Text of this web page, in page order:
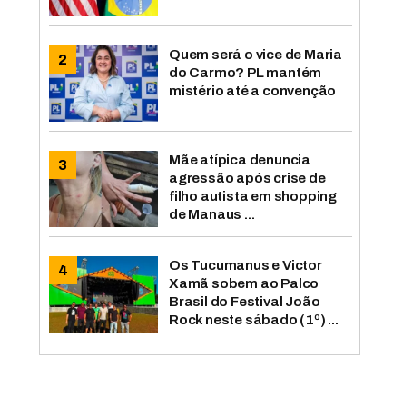
Quem será o vice de Maria
do Carmo? PL mantém
mistério até a convenção
Mãe atípica denuncia
agressão após crise de
filho autista em shopping
de Manaus ...
Os Tucumanus e Victor
Xamã sobem ao Palco
Brasil do Festival João
Rock neste sábado (1º) ...